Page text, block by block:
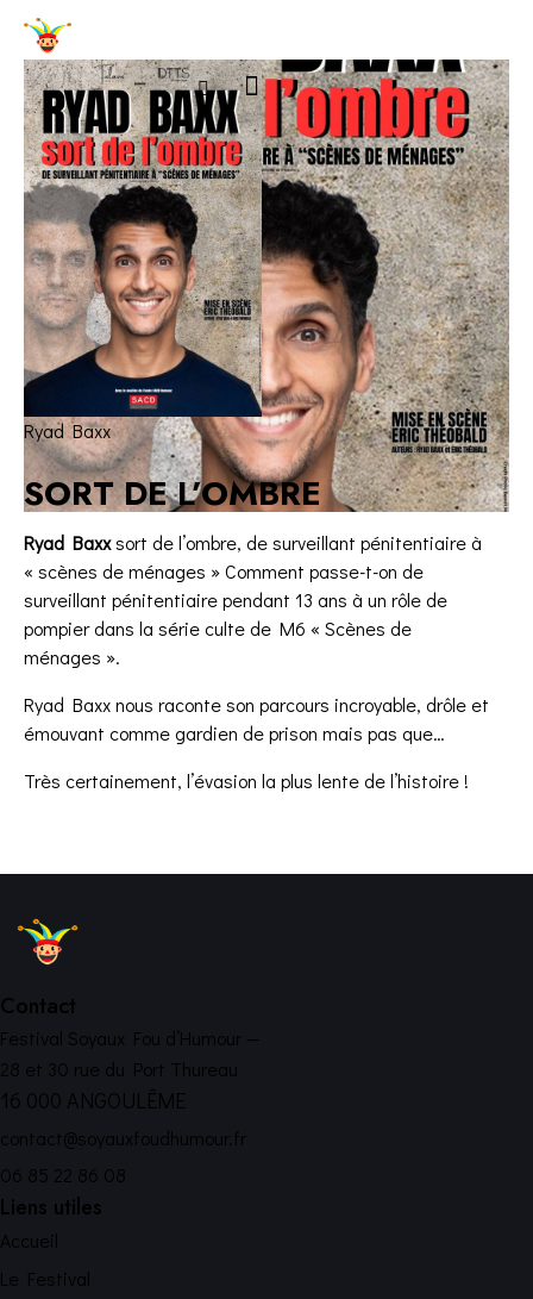
Ryad Baxx
SORT DE L’OMBRE
Ryad Baxxsort de l’ombre, de surveillant pénitentiaire à
« scènes de ménages » Comment passe-t-on de
surveillant pénitentiaire pendant 13 ans à un rôle de
pompier dans la série culte de M6 « Scènes de
ménages ».
Ryad Baxx nous raconte son parcours incroyable, drôle et
émouvant comme gardien de prison mais pas que…
Très certainement, l’évasion la plus lente de l’histoire !
Contact
Festival Soyaux Fou d’Humour —
28 et 30 rue du Port Thureau
16 000 ANGOULÊME
contact@soyauxfoudhumour.fr
06 85 22 86 08
Liens utiles
Accueil
Le Festival